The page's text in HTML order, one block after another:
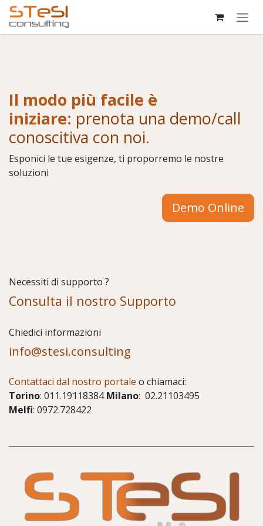
Passa al contenuto
Il modo più facile è
iniziare: prenota una demo/call
conoscitiva con noi.
Esponici le tue esigenze, ti proporremo le nostre
soluzioni
Demo Online
Necessiti di supporto ?
Consulta il nostro Supporto
Chiedici informazioni
info@stesi.consulting
Contattaci dal nostro portale o chiamaci:
Torino: 011.19118384Milano: 02.21103495
Melfi: 0972.728422